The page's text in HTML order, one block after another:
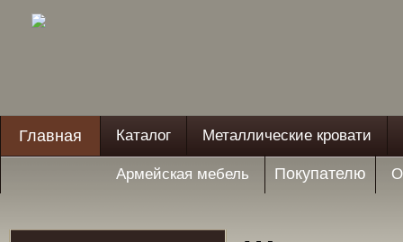
Главная Каталог Металлические кровати
Армейская мебель Покупателю